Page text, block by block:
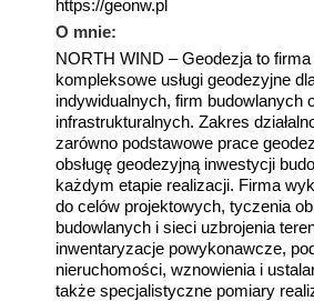
https://geonw.pl
O mnie:
NORTH WIND – Geodezja to
kompleksowe usługi geodezyjne
indywidualnych, firm budowlanych
infrastrukturalnych. Zakres
zarówno podstawowe prace
obsługę geodezyjną inwestycji
każdym etapie realizacji. Firma
do celów projektowych, tyczenia
budowlanych i sieci uzbrojenia
inwentaryzacje powykonawcze,
nieruchomości, wznowienia i
także specjalistyczne pomiary